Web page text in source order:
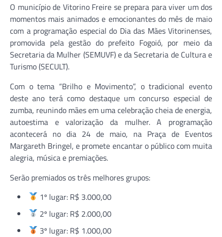
O município de Vitorino Freire se prepara para viver um dos
momentos mais animados e emocionantes do mês de maio
com a programação especial do Dia das Mães Vitorinenses,
promovida pela gestão do prefeito Fogoió, por meio da
Secretaria da Mulher (SEMUVF) e da Secretaria de Cultura e
Turismo (SECULT).
Com o tema “Brilho e Movimento”, o tradicional evento
deste ano terá como destaque um concurso especial de
zumba, reunindo mães em uma celebração cheia de energia,
autoestima e valorização da mulher. A programação
acontecerá no dia 24 de maio, na Praça de Eventos
Margareth Bringel, e promete encantar o público com muita
alegria, música e premiações.
Serão premiados os três melhores grupos:
1º lugar: R$ 3.000,00
2º lugar: R$ 2.000,00
3º lugar: R$ 1.000,00